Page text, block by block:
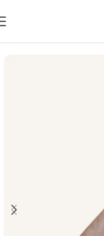
Sākums